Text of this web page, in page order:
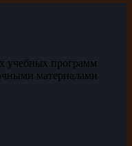
учебных программ
материалами